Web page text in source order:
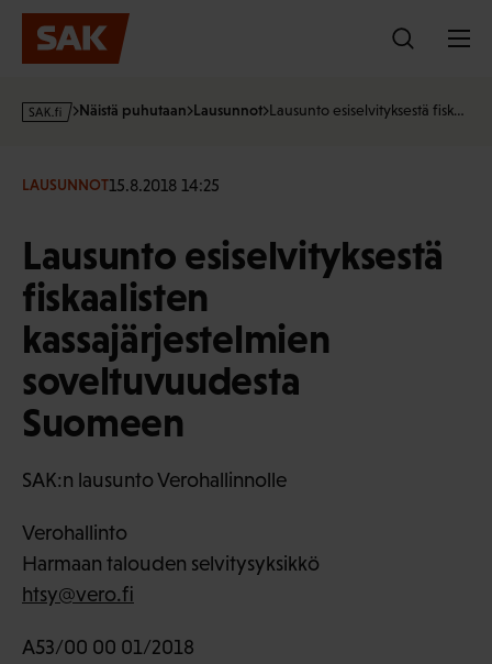
Hyppää
sisältöön
s
·
Näistä puhutaan Lausunnot Lausunto esiselvityksestä fisk…
LAUSUNNOT15.8.2018 14:25
Lausunto esiselvityksestä
fiskaalisten
kassajärjestelmien
soveltuvuudesta
Suomeen
SAK:n lausunto Verohallinnolle
Verohallinto
Harmaan talouden selvitysyksikkö
htsy@vero.fi
A53/00 00 01/2018